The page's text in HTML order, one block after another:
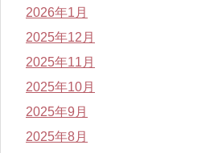
2026年1月
2025年12月
2025年11月
2025年10月
2025年9月
2025年8月